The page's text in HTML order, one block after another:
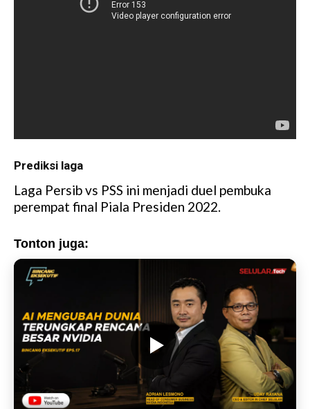
Prediksi laga
Laga Persib vs PSS ini menjadi duel pembuka
perempat final Piala Presiden 2022.
Tonton juga: